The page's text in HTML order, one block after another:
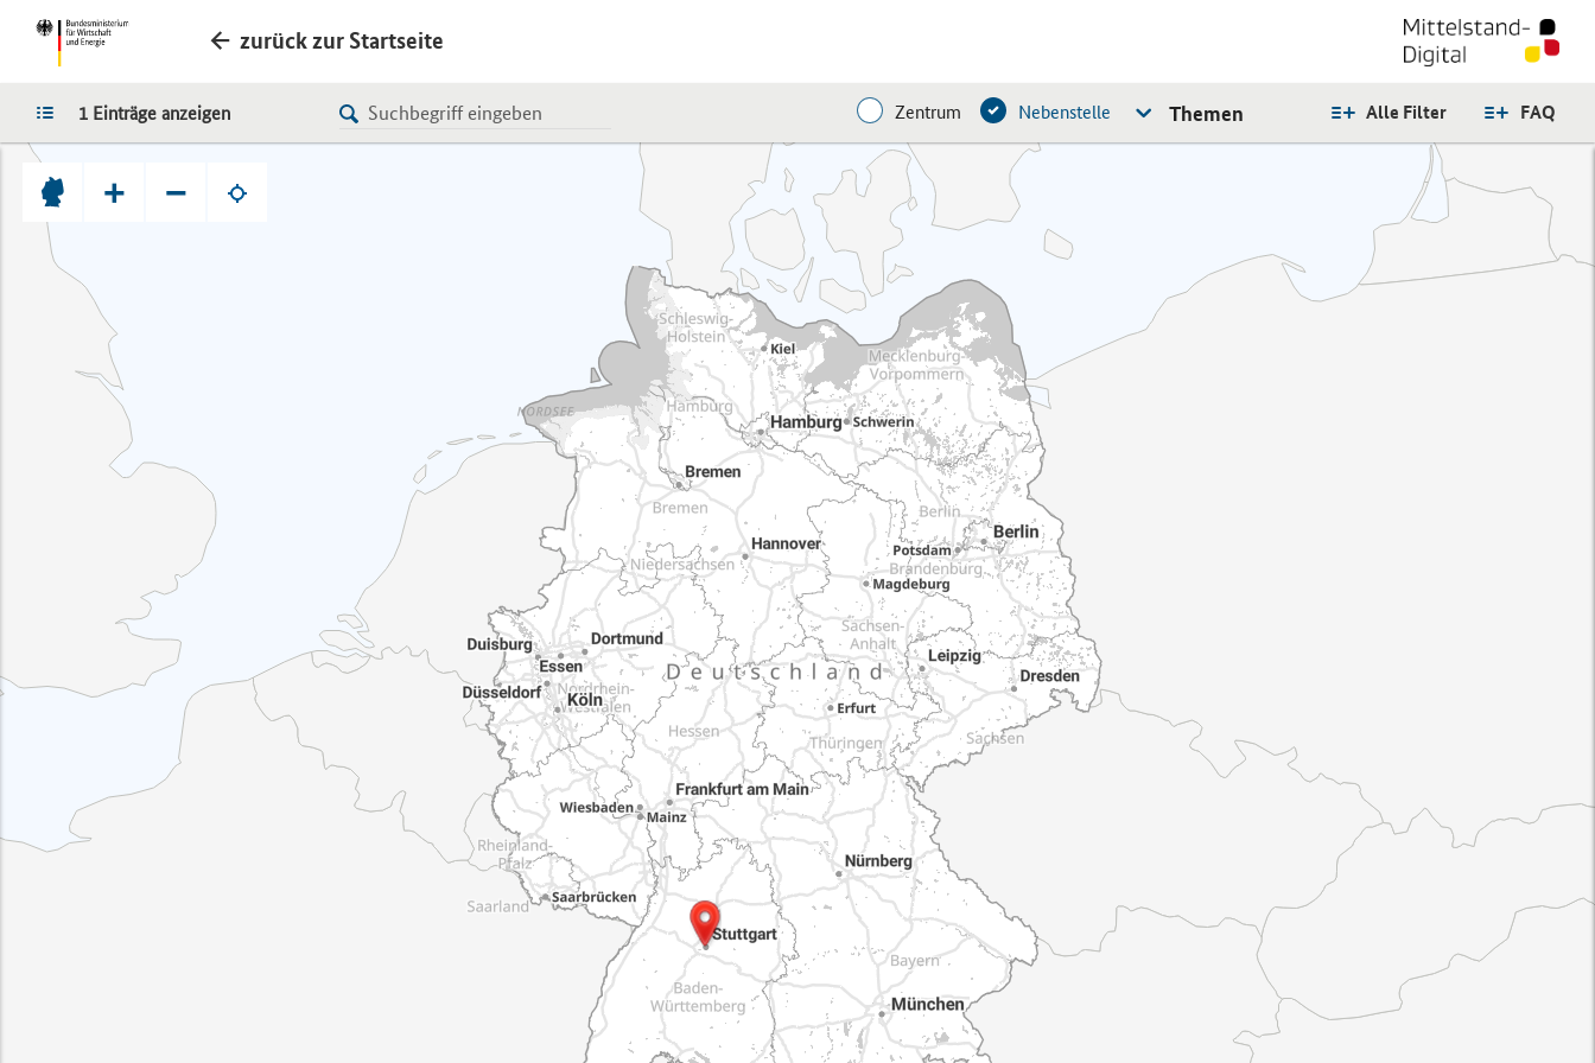
zurück zur Startseite
LISTE FAQ
Alle Filter
Zentrum Nebenstelle Themen
1 Einträge anzeigen
+ −